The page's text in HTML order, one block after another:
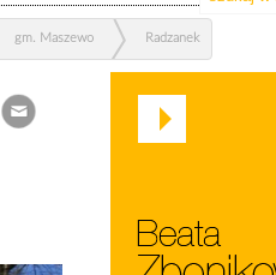
gm. Maszewo Radzanek